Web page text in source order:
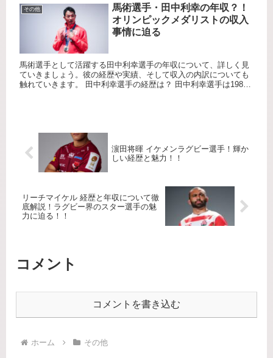
その他
馬術選手・田中利幸の年収？！
オリンピックメダリストの収入
事情に迫る
馬術選手として活躍する田中利幸選手の年収について、詳しく見
ていきましょう。彼の経歴や実績、そして収入の内訳についても
触れていきます。 田中利幸選手の経歴は？ 田中利幸選手は1985
濵田将暉 イケメンラグビー選手！輝か
しい経歴と魅力！！
リーチマイケル 経歴と年収について徹
底解説！ラグビー界のスター選手の魅
力に迫る！！
コメント
コメントを書き込む
ホーム その他